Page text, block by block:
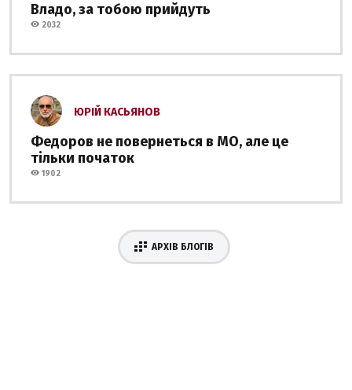
Владо, за тобою прийдуть
2032
ЮРІЙ КАСЬЯНОВ
Федоров не повернеться в МО, але це
тільки початок
1902
АРХІВ БЛОГІВ